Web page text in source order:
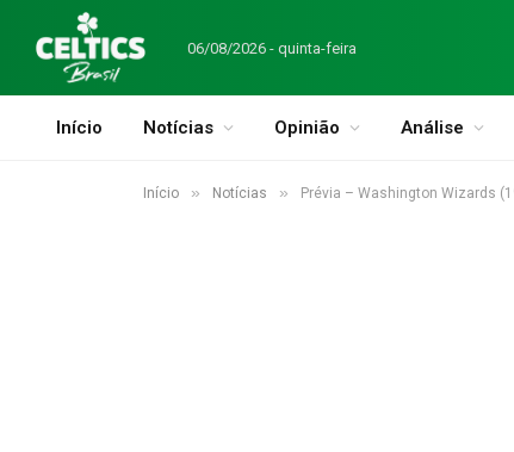
06/08/2026 - quinta-feira
Início Notícias Opinião Análise
Início » Notícias » Prévia – Washington Wizards